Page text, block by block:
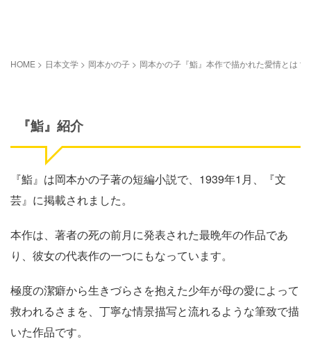
HOME > 日本文学 > 岡本かの子 > 岡本かの子『鮨』本作で描かれた愛情とは？
『鮨』紹介
『鮨』は岡本かの子著の短編小説で、 1939年1 月、『文
芸』に掲載されました。
本作は、著者の死の前月に発表された最晩年の作品であ
り、彼女の代表作の一つにもなっています。
極度の潔癖から生きづらさを抱えた少年が母の愛によって
救われるさまを、丁寧な情景描写と流れるような筆致で描
いた作品です。